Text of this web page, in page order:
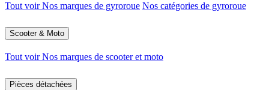
Tout voirNos marques de gyroroue Nos catégories de gyroroue
Scooter & Moto
Tout voirNos marques de scooter et moto
Pièces détachées